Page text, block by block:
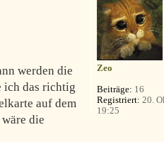
werden die
ich das richtig
auf dem
die
Zeo
Beiträge: 16
Registriert: 20.
19:25